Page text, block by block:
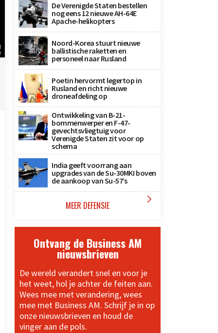
De Verenigde Staten bestellen
nog eens 12 nieuwe AH-64E
Apache-helikopters
Noord-Korea stuurt nieuwe
ballistische raketten en
personeel naar Rusland
Poetin hervormt legertop in
Rusland en richt nieuwe
droneafdeling op
Ontwikkeling van B-21-
bommenwerper en F-47-
gevechtsvliegtuig voor
Verenigde Staten zit voor op
schema
India geeft voorrang aan
upgrades van de Su-30MKI boven
de aankoop van Su-57’s
MEER DEFENSIE 
Ontvang de Business AM
nieuwsbrieven
De wereld verandert snel en voor je
het weet, hol je achter de feiten aan.
Wees mee met verandering, wees
mee met Business AM. Schrijf je in op
onze nieuwsbrieven en houd de
vinger aan de pols.